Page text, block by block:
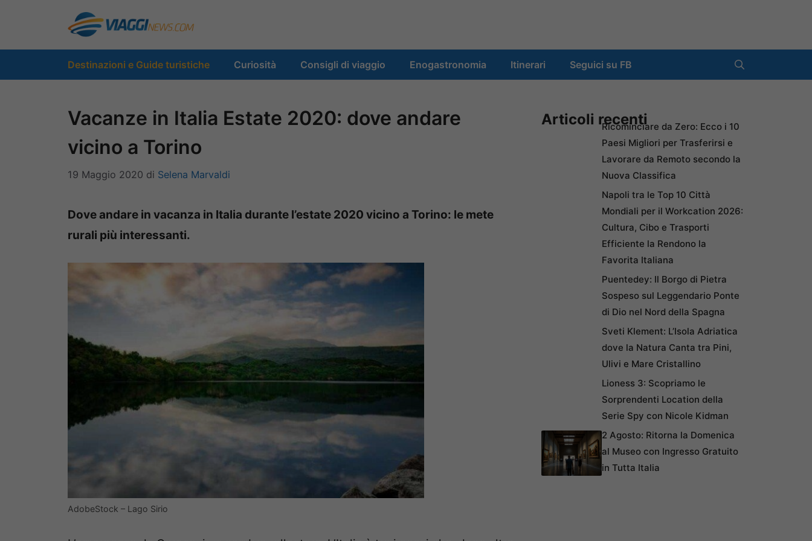
contenuto
Destinazioni e Guide turistiche Curiosità Consigli di viaggio Enogastronomia Itinerari Seguici su FB
Vacanze in Italia Estate 2020: dove andare
vicino a Torino
19 Maggio 2020 di Selena Marvaldi
Dove andare in vacanza in Italia durante l’estate 2020 vicino a Torino: le mete
rurali più interessanti.
AdobeStock – Lago Sirio
Articoli recentiRicominciare da Zero: Ecco i 10
Paesi Migliori per Trasferirsi e
Lavorare da Remoto secondo la
Nuova Classifica
Napoli tra le Top 10 Città
Mondiali per il Workcation 2026:
Cultura, Cibo e Trasporti
Efficiente la Rendono la
Favorita Italiana
Puentedey: Il Borgo di Pietra
Sospeso sul Leggendario Ponte
di Dio nel Nord della Spagna
Sveti Klement: L’Isola Adriatica
dove la Natura Canta tra Pini,
Ulivi e Mare Cristallino
Lioness 3: Scopriamo le
Sorprendenti Location della
Serie Spy con Nicole Kidman
2 Agosto: Ritorna la Domenica
al Museo con Ingresso Gratuito
in Tutta Italia